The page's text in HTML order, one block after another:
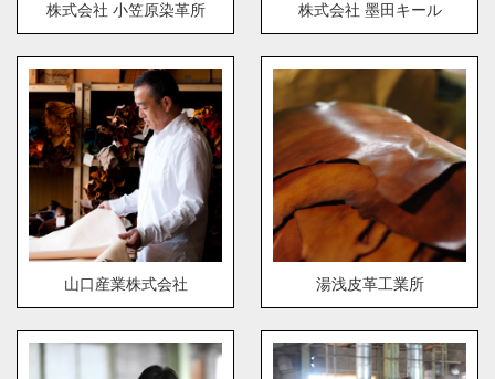
株式会社 小笠原染革所 株式会社 墨田キール
山口産業株式会社 湯浅皮革工業所